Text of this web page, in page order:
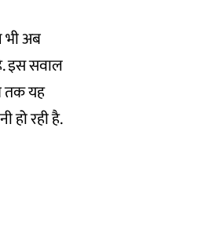
भी अब
इस सवाल
तक यह
हो रही है.